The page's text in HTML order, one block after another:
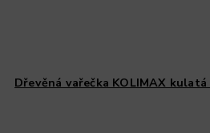
Dřevěná vařečka KOLIMAX kulatá